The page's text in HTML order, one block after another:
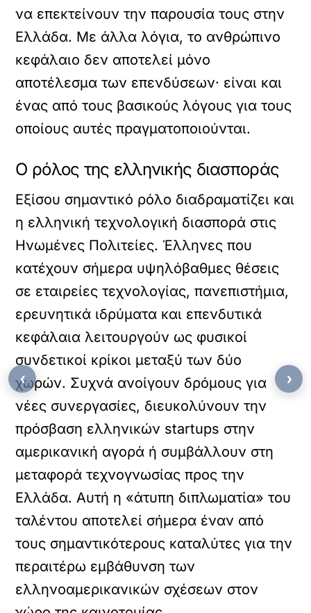
να επεκτείνουν την παρουσία τους στην
Ελλάδα. Με άλλα λόγια, το ανθρώπινο
κεφάλαιο δεν αποτελεί μόνο
αποτέλεσμα των επενδύσεων· είναι και
ένας από τους βασικούς λόγους για τους
οποίους αυτές πραγματοποιούνται.
Ο ρόλος της ελληνικής διασποράς
Εξίσου σημαντικό ρόλο διαδραματίζει και
η ελληνική τεχνολογική διασπορά στις
Ηνωμένες Πολιτείες. Έλληνες που
κατέχουν σήμερα υψηλόβαθμες θέσεις
σε εταιρείες τεχνολογίας, πανεπιστήμια,
ερευνητικά ιδρύματα και επενδυτικά
κεφάλαια λειτουργούν ως φυσικοί
συνδετικοί κρίκοι μεταξύ των δύο
χωρών. Συχνά ανοίγουν δρόμους για
νέες συνεργασίες, διευκολύνουν την
πρόσβαση ελληνικών startups στην
αμερικανική αγορά ή συμβάλλουν στη
μεταφορά τεχνογνωσίας προς την
Ελλάδα. Αυτή η «άτυπη διπλωματία» του
ταλέντου αποτελεί σήμερα έναν από
τους σημαντικότερους καταλύτες για την
περαιτέρω εμβάθυνση των
ελληνοαμερικανικών σχέσεων στον
‹ ›